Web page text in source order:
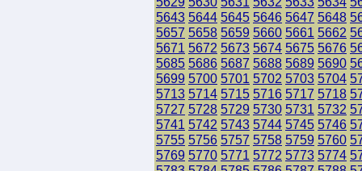
5643 5644 5645 5646 5647 5648
5657 5658 5659 5660 5661 5662
5671 5672 5673 5674 5675 5676
5685 5686 5687 5688 5689 5690
5699 5700 5701 5702 5703 5704
5713 5714 5715 5716 5717 5718
5727 5728 5729 5730 5731 5732
5741 5742 5743 5744 5745 5746
5755 5756 5757 5758 5759 5760
5769 5770 5771 5772 5773 5774